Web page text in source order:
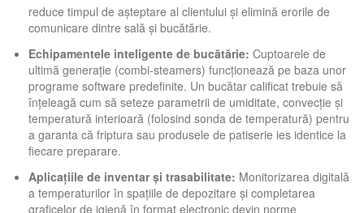
reduce timpul de așteptare al clientului și elimină erorile de
comunicare dintre sală și bucătărie.
Echipamentele inteligente de bucătărie: Cuptoarele de
ultimă generație (combi-steamers) funcționează pe baza unor
programe software predefinite. Un bucătar calificat trebuie să
înțeleagă cum să seteze parametrii de umiditate, convecție și
temperatură interioară (folosind sonda de temperatură) pentru
a garanta că friptura sau produsele de patiserie ies identice la
fiecare preparare.
Aplicațiile de inventar și trasabilitate: Monitorizarea digitală
a temperaturilor în spațiile de depozitare și completarea
graficelor de igienă în format electronic devin norme